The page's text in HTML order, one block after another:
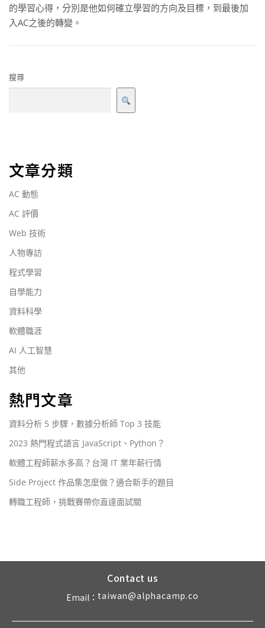
的學習心得，分別是他如何確立學習的方向及目標，到最後加
入AC之後的轉變。
搜尋
文章分類
AC 動態
AC 評價
Web 技術
人物專訪
程式學習
自學能力
資料科學
軟體職涯
AI 人工智慧
其他
熱門文章
資料分析 5 步驟，數據分析師 Top 3 技能
2023 熱門程式語言 JavaScript、Python？
軟體工程師薪水多高？台灣 IT 業年薪行情
Side Project 作品集怎麼做？適合新手的題目
轉職工程師，挑戰賽帶你直達面試關
Contact us
Email： taiwan@alphacamp.co